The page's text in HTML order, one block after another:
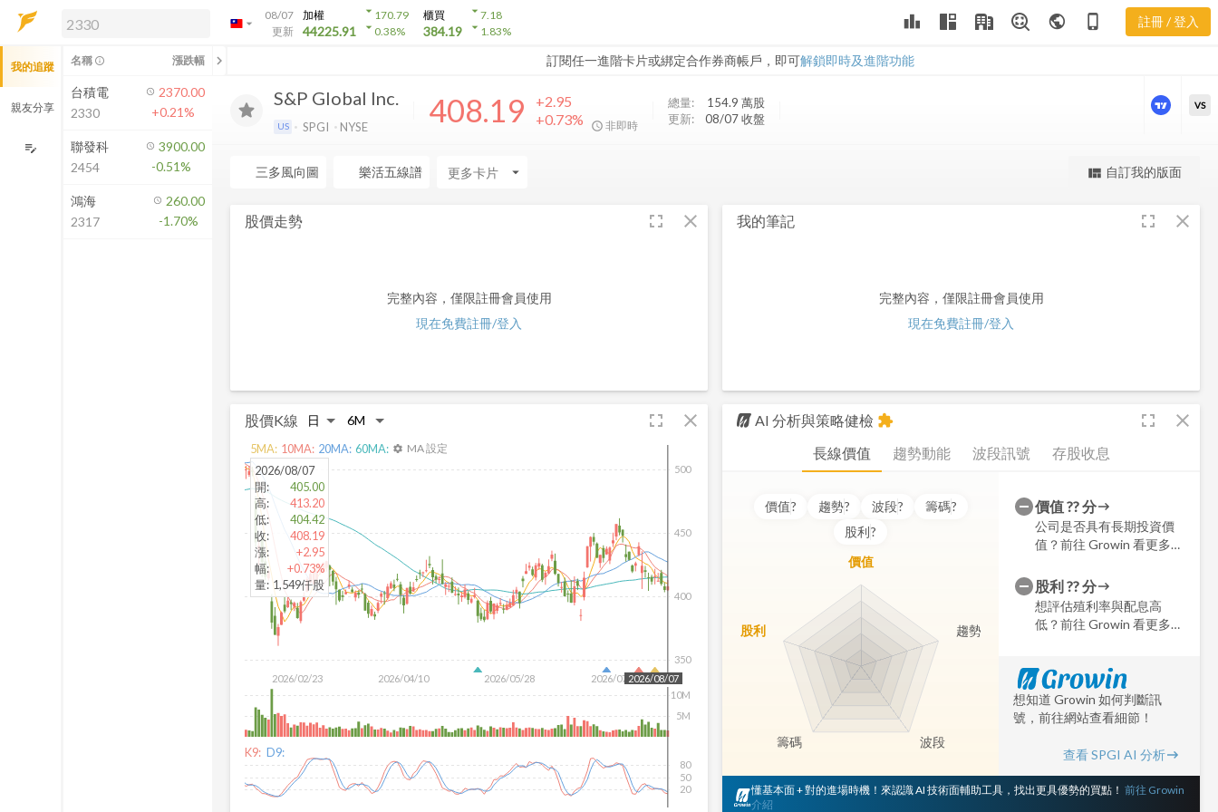
arrow_drop_down
08/07
更新
加權
44225.91
arrow_drop_down170.79
arrow_drop_down0.38%
櫃買
384.19
arrow_drop_down7.18
arrow_drop_down1.83% leaderboard public phone_iphone 註冊 / 登入
訂閱任一進階卡片或綁定合作券商帳戶，即可解鎖即時及進階功能
解鎖即時行情及進階功能
方案」，即可解鎖以下功能：
即時行情
即時市況與排行
成交金額熱力圖
前往方案訂閱
如何綁定合作券商
SPGI
S&P Global Inc.
US SPGI NYSE 408.19
+2.95
+0.73%
非即時
總量: 154.9 萬股
更新:
08/07 收盤
更強大的進階價量圖表
VS
三多風向圖 樂活五線譜 arrow_drop_down view_quilt 自訂我的版面
股價走勢 fullscreen close
完整內容，僅限註冊會員使用
現在免費註冊/登入
股價K線 fullscreen close
2026/02/23 2026/04/10 2026/05/28 2026/07/16
350
400
450
500
2026/08/07
5M
10M
2026/08/07
開:
405.00
高:
413.20
低:
404.42
收:
408.19
漲:
+2.95
幅:
+0.73%
量: 1,549仟股
5MA: 10MA: 20MA: 60MA: settings MA 設定
K9: D9:
20
50
80
我的筆記 fullscreen close
完整內容，僅限註冊會員使用
現在免費註冊/登入
AI 分析與策略健檢 fullscreen close
extension
長線價值 趨勢動能 波段訊號 存股收息
價值? 趨勢? 波段? 籌碼?
股利?
價值
趨勢
波段
籌碼
股利
價值??分
公司是否具有長期投資價
值？前往 Growin 看更多細
股利??分
想評估殖利率與配息高
低？前往 Growin 看更多細
想知道 Growin 如何判斷訊
號，前往網站查看細節！
查看 SPGI AI 分析
懂基本面 + 對的進場時機！來認識 AI 技術面輔助工具，找出更具優勢的買點！ 前往 Growin
介紹
我的追蹤
親友分享
edit_note
名稱 info_outline 漲跌幅 chevron_left
台積電
2330
2370.00
+0.21%
聯發科
2454
3900.00
-0.51%
鴻海
2317
260.00
-1.70%